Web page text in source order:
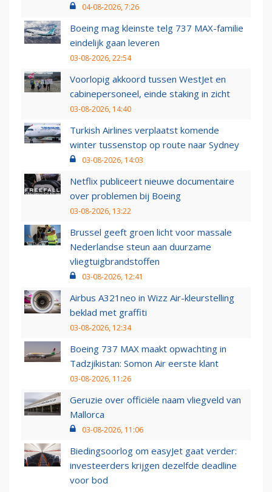
04-08-2026, 7:26
Boeing mag kleinste telg 737 MAX-familie
eindelijk gaan leveren
03-08-2026, 22:54
Voorlopig akkoord tussen WestJet en
cabinepersoneel, einde staking in zicht
03-08-2026, 14:40
Turkish Airlines verplaatst komende
winter tussenstop op route naar Sydney
03-08-2026, 14:03
Netflix publiceert nieuwe documentaire
over problemen bij Boeing
03-08-2026, 13:22
Brussel geeft groen licht voor massale
Nederlandse steun aan duurzame
vliegtuigbrandstoffen
03-08-2026, 12:41
Airbus A321neo in Wizz Air-kleurstelling
beklad met graffiti
03-08-2026, 12:34
Boeing 737 MAX maakt opwachting in
Tadzjikistan: Somon Air eerste klant
03-08-2026, 11:26
Geruzie over officiële naam vliegveld van
Mallorca
03-08-2026, 11:06
Biedingsoorlog om easyJet gaat verder:
investeerders krijgen dezelfde deadline
voor bod